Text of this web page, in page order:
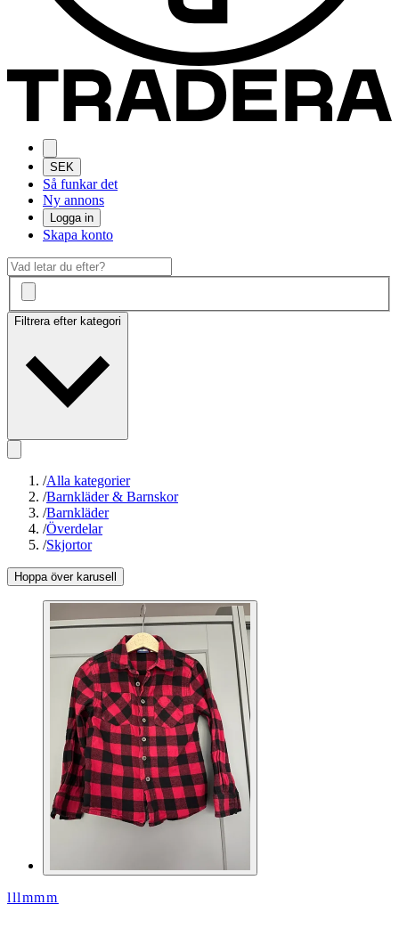
SEK
Så funkar det
Ny annons
Logga in
Skapa konto
Filtrera efter kategori
/Alla kategorier
/Barnkläder & Barnskor
/Barnkläder
/Överdelar
/Skjortor
Hoppa över karusell
lllmmm